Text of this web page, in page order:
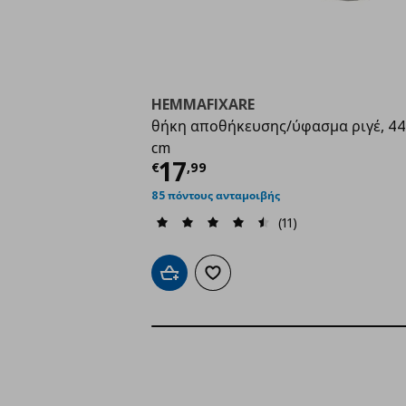
HEMMAFIXARE
θήκη αποθήκευσης/ύφασμα ριγέ,
cm
€17,99
Τρέχουσα τιμή
85 πόντους ανταμοιβής
(11)
Προσθήκη στο καλάθι
Προσθήκη στα αγαπημένα